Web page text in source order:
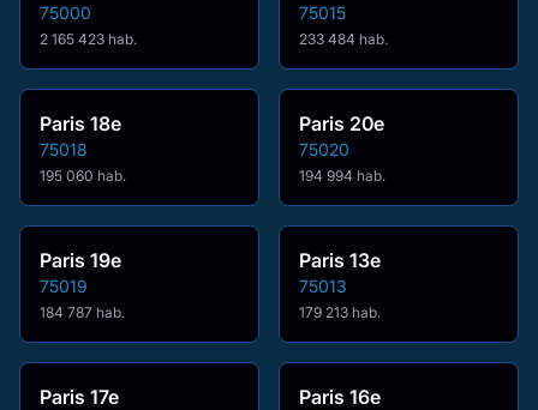
75000
2 165 423 hab.
75015
233 484 hab.
Paris 18e
75018
195 060 hab.
Paris 20e
75020
194 994 hab.
Paris 19e
75019
184 787 hab.
Paris 13e
75013
179 213 hab.
Paris 17e Paris 16e